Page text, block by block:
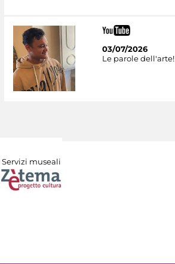
03/07/2026
Le parole dell'arte!
Servizi museali